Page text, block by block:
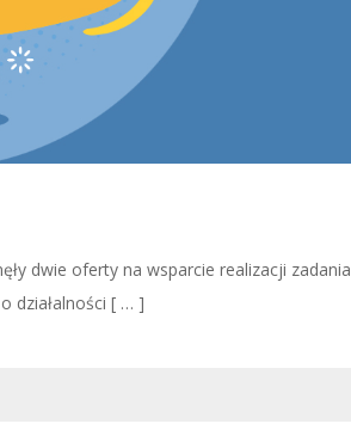
dwie oferty na wsparcie realizacji zadania
działalności [ … ]